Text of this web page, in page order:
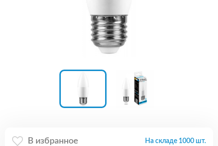
В избранное На складе 1000 шт.